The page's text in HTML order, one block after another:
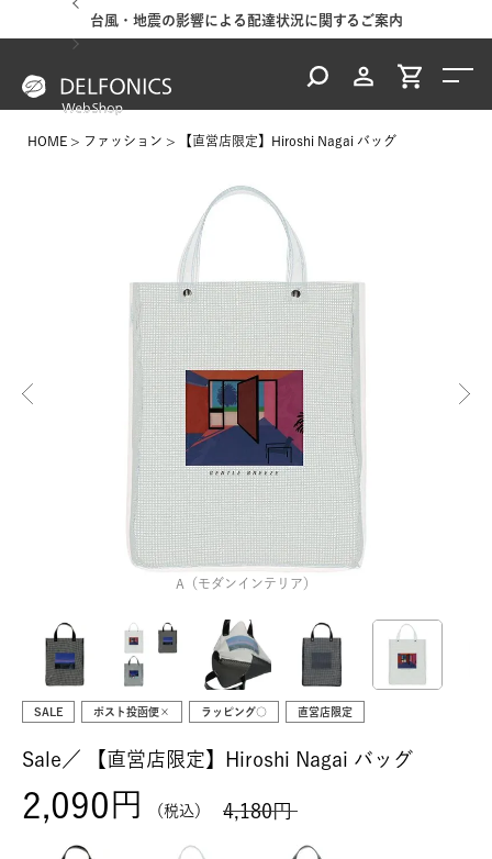
台風・地震の影響による配達状況に関するご案内
HOME ファッション 【直営店限定】Hiroshi Nagai バッグ
A（モダンインテリア）
SALE ポスト投函便× ラッピング○ 直営店限定
Sale／ 【直営店限定】Hiroshi Nagai バッグ
4,180
2,090 税込